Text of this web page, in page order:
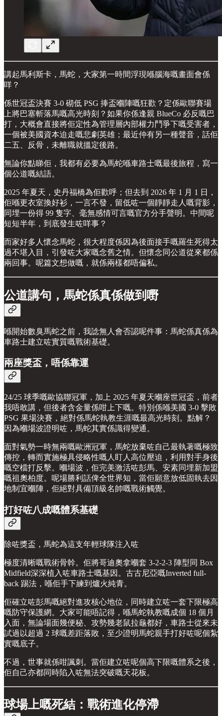
講起馬利斯卡，馬蛇，大家第一時間浮現喺腦海嘅畫面會係
咩？
係世冠盃決賽 3-0 砌低 PSG 捧盃嗰陣嘅狂歡？定係歐聯賽場
上將巴塞斬落馬嘅高光時刻？如果你係逢親 BlueCo 必反嘅巴
打，大概會直接將佢定性為管理層內部權力鬥爭下嘅受害者，
一個被美國資本迫走嘅悲劇英雄；最近仲有另一種聲音，話佢
二五、反骨，未離職就搵定後路。
無論你點睇佢，我都有必要為馬蛇喺車路士嘅最後旅程，寫一
個公道嘅結語。
2025 年夏天，史丹福橋為佢歡呼；但去到 2026 年 1 月 1 日，
佢喺更衣室換好衫，一言不發，留低咗一個靜靜走人嘅背影，
同埋一份得 99 隻字、毫無感情可言嘅官方分手聲明。中間呢
短短半年，到底發生咗咩事？
而家好多人懷念馬蛇，很大程度係因為後面接手嘅羅生死得太
過不堪入目，引發咗大家嘅念舊之情。但懷念同公道從來都係
兩回事。呢篇文想做嘅，就係兩樣都唔偏私。
公道講句，馬蛇係真係做到嘢
喺開始數臭馬蛇之前，我諗無人會否認呢件事：馬蛇係真係為
車路士建立咗實質嘅戰術基礎。
兩座獎盃，唔係靠運
24/25 球季嘅歐協聯冠軍，加上 2025 年夏天嗰座世冠盃，前者
我唔敢講，但後者含金量係咁上下嘅。特別係喺美國 3-0 擊敗
PSG 果場決賽，絕對係馬蛇執教生涯嘅最高光時刻。點解？
因為嗰場波證明咗，馬蛇其實係識得變通。
面對氣勢一時無兩嘅歐洲冠軍，馬蛇放棄咗自己最執著嘅極致
傳控，轉而實施極具侵略性嘅人盯人高位壓迫，利用對手身後
嘅空檔打反擊。嗰場波，佢完美激活咗彭馬、安素同埋新加盟
嘅祖奧柏度。呢場勝利話俾全世界知，當佢願意放低固執去因
地制宜嗰陣，佢絕對具備頂級名帥嘅戰術觸覺。
打好咗八成嘅體系基礎
除咗獎盃，馬蛇為這支年輕球隊注入咗
極度清晰嘅戰術骨幹。佢將哥迪奧拿嗰套 3-2-2-3 陣型同 Box
Midfield深深植入咗車路士嘅基因。古古尼亞嘅Inverted full-
back 踢法，喺佢手下練到爐火純青。
佢確立咗彭馬嘅絕對進攻核心地位，同時建立咗一套下限極高
嘅防守保護網。大家可能唔記得，喺馬蛇執教嘅成個 18 個月
入面，無論場面幾便秘、攻勢幾老鼠拉龜都好，車路士從來未
試過以超過 2 球嘅差距落敗，至少證明馬蛇親手打好咗呢個紮
實嘅底子。
不過，世事就係咁諷刺。當佢建立咗呢個高下限嘅體系之後，
佢自己亦都同時陷入咗無法突破嘅天花板。
球場上嘅死結：戰術進化停滯